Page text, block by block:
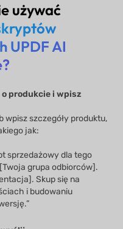
używać
UPDF AI
produkcie i wpisz
wpisz szczegóły produktu,
jak:
sprzedażowy dla tego
grupa odbiorców].
Skup się na
i budowaniu